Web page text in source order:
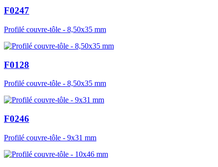
F0247
Profilé couvre-tôle - 8,50x35 mm
F0128
Profilé couvre-tôle - 8,50x35 mm
F0246
Profilé couvre-tôle - 9x31 mm